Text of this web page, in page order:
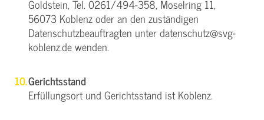
Goldstein, Tel. 0261/494-358, Moselring 11,
56073 Koblenz oder an den zuständigen
Datenschutzbeauftragten unter datenschutz@svg-
koblenz.de wenden.
Gerichtsstand
Erfüllungsort und Gerichtsstand ist Koblenz.